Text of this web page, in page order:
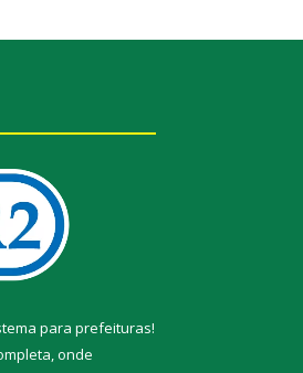
para prefeituras!
onde